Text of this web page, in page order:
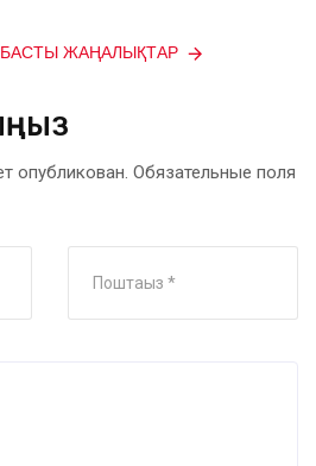
ЖАҢАЛЫҚТАР
опубликован. Обязательные поля